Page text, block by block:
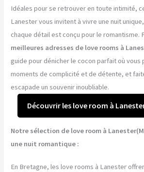
Idéales pour se retrouver en toute intimité,
Lanester vous invitent à vivre une nuit
chaque détail est conçu pour le romantisme.
meilleures adresses de love rooms à
guide pour dénicher le cocon parfait où vous
moments de complicité et de détente, et
escapade un souvenir inoubliable.
Découvrir les love room à
Notre sélection de love room à
une nuit romantique :
En Bretagne, les love rooms à Lanester